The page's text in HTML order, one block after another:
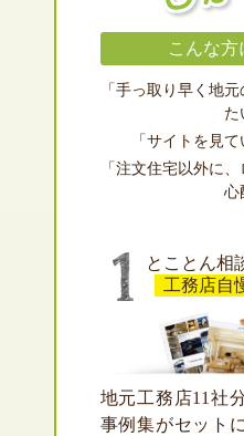
こんな方
「手っ取り早く地
た
「サイトを見
「注文住宅以外に
心
とことん相
工務店自
地元工務店11社
事例集がセット